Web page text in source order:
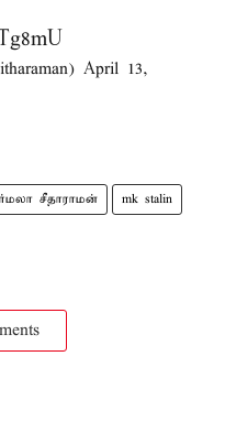
April 13,
சீதாராமன் mk stalin